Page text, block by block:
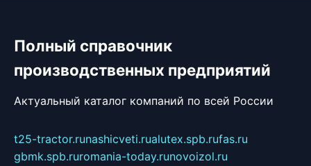
Полный справочник
производственных предприятий
Актуальный каталог компаний по всей России
t25-tractor.runashicveti.rualutex.spb.rufas.ru
gbmk.spb.ruromania-today.runovoizol.ru